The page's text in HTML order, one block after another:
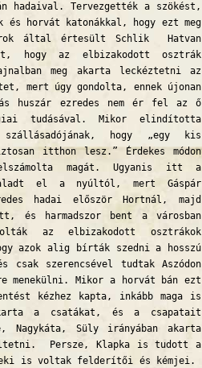
hadaival. Tervezgették a szökést,
horvát katonákkal, hogy ezt meg
által értesült Schlik Hatvan
hogy az elbizakodott osztrák
meg akarta leckéztetni az
mert úgy gondolta, ennek újonan
huszár ezredes nem ér fel az ő
tudásával. Mikor elindította
hogy „egy kis
itthon lesz.” Érdekes módon
magát.Ugyanis itt a
el a nyúltól, mert Gáspár
hadai először Hortnál, majd
és harmadszor bent a városban
az elbizakodott osztrákok
azok alig bírták szedni a hosszú
csak szerencsével tudtak Aszódon
menekülni. Mikor a horvát bán ezt
kézhez kapta, inkább maga is
a csatákat, és a csapatait
Nagykáta, Süly irányában akarta
Persze, Klapka is tudott a
neki is voltak felderítői és kémjei.